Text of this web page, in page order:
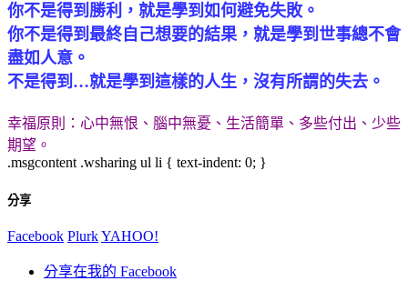
你不是得到勝利，就是學到如何避免失敗。
你不是得到最終自己想要的結果，就是學到世事總不會
盡如人意。
不是得到…就是學到這樣的人生，沒有所謂的失去。
幸福原則：心中無恨、腦中無憂、生活簡單、多些付出、少些
期望。
.msgcontent .wsharing ul li { text-indent: 0; }
分享
Facebook PlurkYAHOO!
分享在我的 Facebook